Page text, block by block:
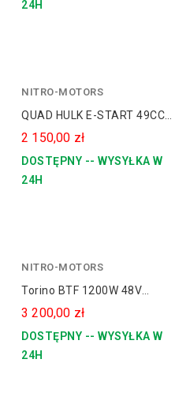
24H
czarny
biały
szary
NITRO-MOTORS
QUAD HULK E-START 49CC
KOŁA 6 Rozrusznik Dla
Dziecka
2 150,00 zł
DOSTĘPNY -- WYSYŁKA W
24H
NITRO-MOTORS
Torino BTF 1200W 48V
Elektryczny Quad Dla
Dziecka [PILOT]
3 200,00 zł
DOSTĘPNY -- WYSYŁKA W
24H